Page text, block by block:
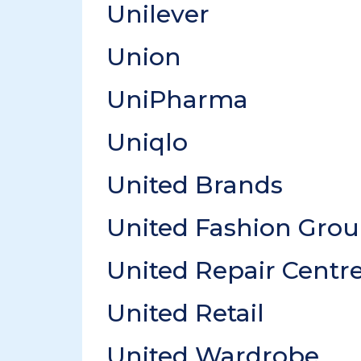
Unilever
Union
UniPharma
Uniqlo
United Brands
United Fashion
United Repair
United Retail